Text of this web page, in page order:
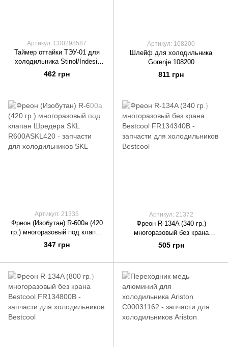
Артикул: C00298587
Таймер оттайки ТЭУ-01 для
холодильника Stinol/Indesit
C00298587
462 грн
Артикул: 108200
Шлейф для холодильника
Gorenje 108200
811 грн
Артикул: 21335
Фреон (Изобутан) R-600а (420
гр.) многоразовый под клапан
Шредера SKL R600ASKL420
347 грн
Артикул: 21372
Фреон R-134A (340 гр.)
многоразовый без крана
Bestcool FR134340B
505 грн